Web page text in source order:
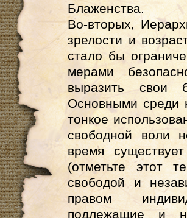
Блаженства.
Во-вторых,
зрелости и
стало бы
мерами
выразить свои
Основными среди
тонкое
свободной воли
время
(отметьте этот
свободой и
правом
подлежащие и